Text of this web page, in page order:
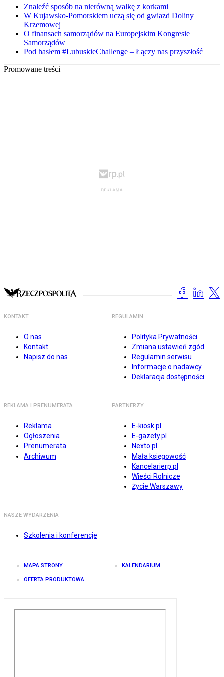
Znaleźć sposób na nierówną walkę z korkami
W Kujawsko-Pomorskiem uczą się od gwiazd Doliny
Krzemowej
O finansach samorządów na Europejskim Kongresie
Samorządów
Pod hasłem #LubuskieChallenge – Łączy nas przyszłość
Promowane treści
KONTAKT
O nas
Kontakt
Napisz do nas
REGULAMIN
Polityka Prywatności
Zmiana ustawień zgód
Regulamin serwisu
Informacje o nadawcy
Deklaracja dostępności
REKLAMA I PRENUMERATA
Reklama
Ogłoszenia
Prenumerata
Archiwum
PARTNERZY
E-kiosk.pl
E-gazety.pl
Nexto.pl
Mała księgowość
Kancelarierp.pl
Wieści Rolnicze
Życie Warszawy
NASZE WYDARZENIA
Szkolenia i konferencje
MAPA STRONY KALENDARIUM
OFERTA PRODUKTOWA